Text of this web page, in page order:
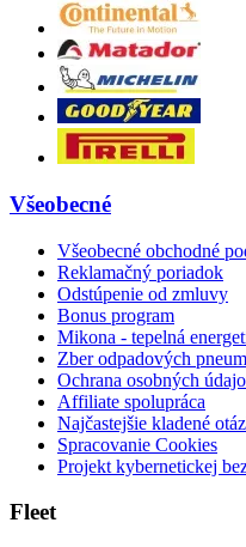
Všeobecné
Všeobecné obchodné
Reklamačný poriadok
Odstúpenie od zmluvy
Bonus program
Mikona - tepelná
Zber odpadových
Ochrana osobných
Affiliate spolupráca
Najčastejšie kladené
Spracovanie Cookies
Projekt kybernetickej
Fleet